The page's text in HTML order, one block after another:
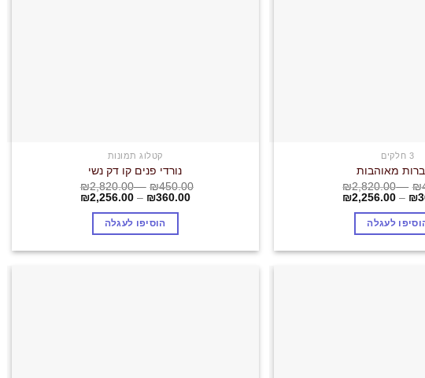
3 חלקים
₪
–
₪2,820.00
₪
–
₪2,256.00
לעגלה
קטלוג תמונות
נורדי פנים קו דק נשי
₪450.00
–
₪2,820.00
₪360.00
–
₪2,256.00
הוסיפו לעגלה